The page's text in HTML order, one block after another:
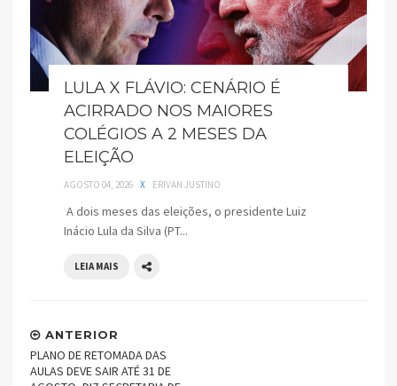
LULA X FLÁVIO: CENÁRIO É
ACIRRADO NOS MAIORES
COLÉGIOS A 2 MESES DA
ELEIÇÃO
AGOSTO 04, 2026 X ERIVAN JUSTINO
A dois meses das eleições, o presidente Luiz
Inácio Lula da Silva (PT...
LEIA MAIS
ANTERIOR
PLANO DE RETOMADA DAS
AULAS DEVE SAIR ATÉ 31 DE